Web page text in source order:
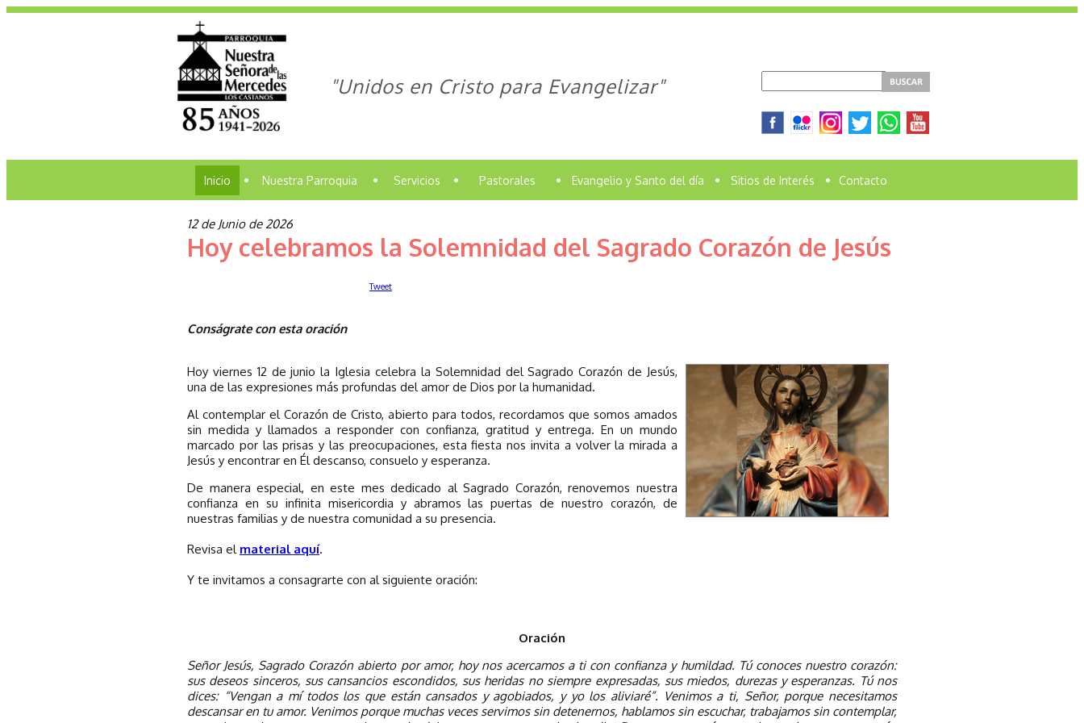
"Unidos en Cristo para Evangelizar"
Inicio • Nuestra Parroquia • Servicios • Pastorales • Evangelio y Santo del día • Sitios de Interés • Contacto
12 de Junio de 2026
Hoy celebramos la Solemnidad del Sagrado Corazón de Jesús
Tweet
Conságrate con esta oración
Hoy viernes 12 de junio la Iglesia celebra la Solemnidad del Sagrado Corazón de Jesús,
una de las expresiones más profundas del amor de Dios por la humanidad.
Al contemplar el Corazón de Cristo, abierto para todos, recordamos que somos amados
sin medida y llamados a responder con confianza, gratitud y entrega. En un mundo
marcado por las prisas y las preocupaciones, esta fiesta nos invita a volver la mirada a
Jesús y encontrar en Él descanso, consuelo y esperanza.
De manera especial, en este mes dedicado al Sagrado Corazón, renovemos nuestra
confianza en su infinita misericordia y abramos las puertas de nuestro corazón, de
nuestras familias y de nuestra comunidad a su presencia.
Revisa el material aquí.
Y te invitamos a consagrarte con al siguiente oración:
Oración
Señor Jesús, Sagrado Corazón abierto por amor, hoy nos acercamos a ti con confianza y humildad. Tú conoces nuestro corazón:
sus deseos sinceros, sus cansancios escondidos, sus heridas no siempre expresadas, sus miedos, durezas y esperanzas. Tú nos
dices: “Vengan a mí todos los que están cansados y agobiados, y yo los aliviaré”. Venimos a ti, Señor, porque necesitamos
descansar en tu amor. Venimos porque muchas veces servimos sin detenernos, hablamos sin escuchar, trabajamos sin contemplar,